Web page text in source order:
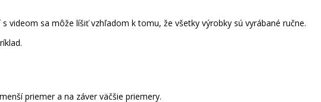
sa môže líšiť vzhľadom k tomu, že všetky výrobky sú vyrábané ručne.
priemer a na záver väčšie priemery.